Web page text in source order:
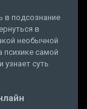
в подсознание
в
необычной
психике самой
суть